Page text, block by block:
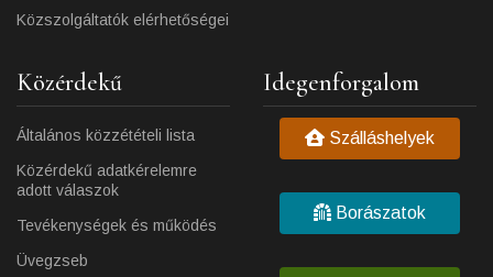
Közszolgáltatók elérhetőségei
Közérdekű
Általános közzétételi lista
Közérdekű adatkérelemre
adott válaszok
Tevékenységek és működés
Üvegzseb
Idegenforgalom
Szálláshelyek
Borászatok